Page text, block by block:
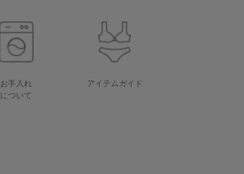
お手入れ
について
アイテムガイド